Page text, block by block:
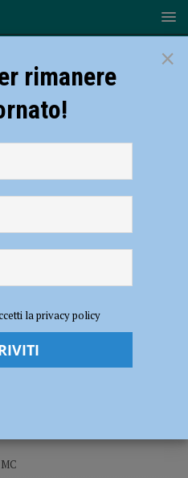
dell’Olio da giovedì 8 a lunedì 12
a Cassano di
×
rimanere
la privacy policy